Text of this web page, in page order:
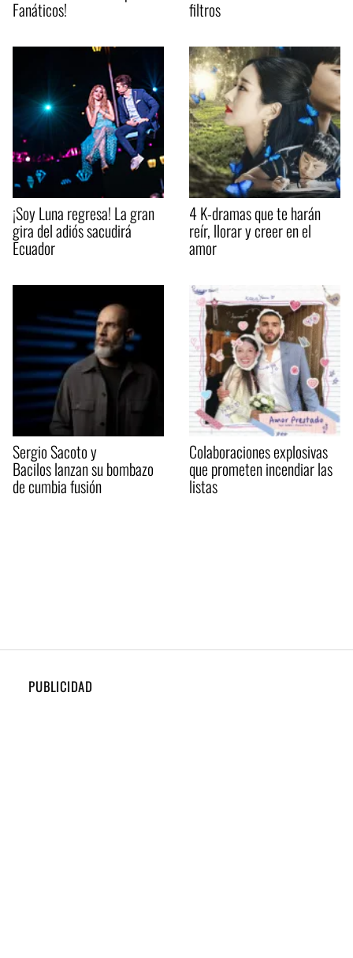
Fanáticos! filtros
¡Soy Luna regresa! La gran
gira del adiós sacudirá
Ecuador
4 K-dramas que te harán
reír, llorar y creer en el
amor
Sergio Sacoto y
Bacilos lanzan su bombazo
de cumbia fusión
Colaboraciones explosivas
que prometen incendiar las
listas
PUBLICIDAD